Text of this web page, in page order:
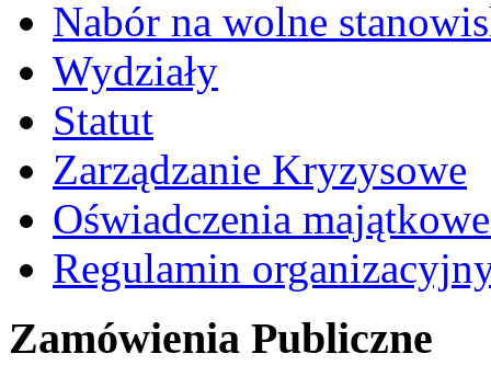
Nabór na wolne
Wydziały
Statut
Zarządzanie Kryzysowe
Oświadczenia
Regulamin
Zamówienia Publiczne